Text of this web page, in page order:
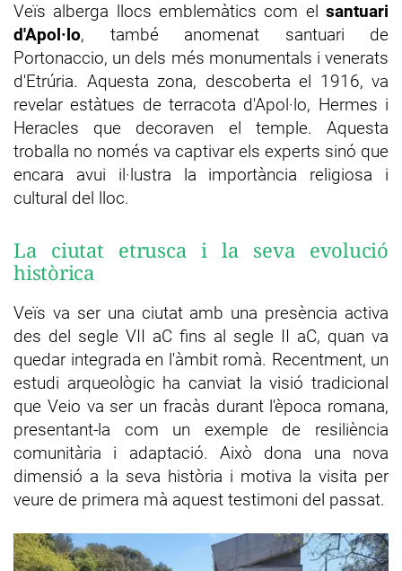
Veïs alberga llocs emblemàtics com el santuari
d'Apol·lo, també anomenat santuari de
Portonaccio, un dels més monumentals i venerats
d'Etrúria. Aquesta zona, descoberta el 1916, va
revelar estàtues de terracota d'Apol·lo, Hermes i
Heracles que decoraven el temple. Aquesta
troballa no només va captivar els experts sinó que
encara avui il·lustra la importància religiosa i
cultural del lloc.
La ciutat etrusca i la seva evolució
històrica
Veïs va ser una ciutat amb una presència activa
des del segle VII aC fins al segle II aC, quan va
quedar integrada en l'àmbit romà. Recentment, un
estudi arqueològic ha canviat la visió tradicional
que Veio va ser un fracàs durant l'època romana,
presentant-la com un exemple de resiliència
comunitària i adaptació. Això dona una nova
dimensió a la seva història i motiva la visita per
veure de primera mà aquest testimoni del passat.